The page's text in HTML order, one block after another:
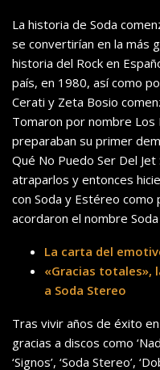
La historia de Soda
se convertirían en la más
historia del Rock en
país, en 1980, así como
Cerati y Zeta Bosio
Tomaron por nombre
preparaban su primer
Qué No Puedo Ser Del
atraparlos y entonces
con Soda y Estéreo como
acordaron el nombre
La carta del
«Gracias totales»,
a Soda Stereo
Tras vivir años de éxito
gracias a discos como
‘Signos’, ‘Soda Stereo’,